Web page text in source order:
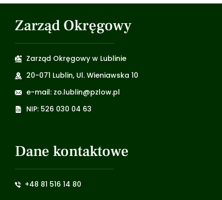
Zarząd Okręgowy
Zarząd Okręgowy w Lublinie
20-071 Lublin, Ul. Wieniawska 10
e-mail: zo.lublin@pzlow.pl
NIP: 526 030 04 63
Dane kontaktowe
+48 81 516 14 80